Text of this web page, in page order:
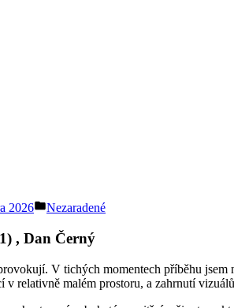
2026
Posted
Nezaradené
, Dan Černý
V tichých momentech příběhu
relativně malém prostoru, a zahrnutí